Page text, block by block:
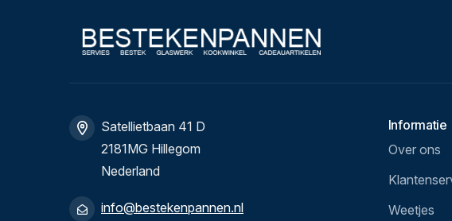
Satellietbaan 41 D
2181MG Hillegom
Nederland
info@bestekenpannen.nl
Informatie
Over ons
Weetjes